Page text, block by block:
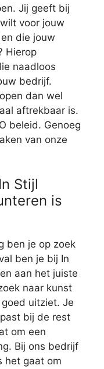
Jij geeft bij
voor jouw
die jouw
Hierop
naadloos
bedrijf.
dan wel
aftrekbaar is.
beleid. Genoeg
van onze
Stijl
is
ben je op zoek
ben je bij In
aan het juiste
naar kunst
uitziet. Je
bij de rest
om een
Bij ons bedrijf
het gaat om